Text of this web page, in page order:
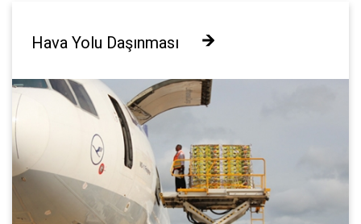
Hava Yolu Daşınması
Hava Yolu Daşınması